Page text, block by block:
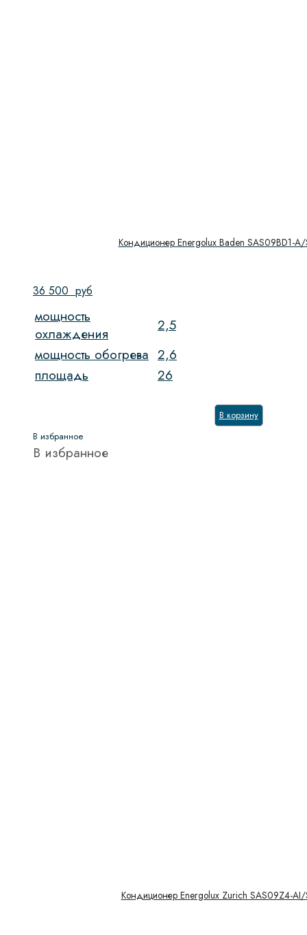
Кондиционер Energolux Baden SAS09BD1-
36 500 руб
мощность
охлаждения
2,5
мощность обогрева 2,6
площадь
26
В корзину
В избранное
В избранное
Кондиционер Energolux Zurich SAS09Z4-